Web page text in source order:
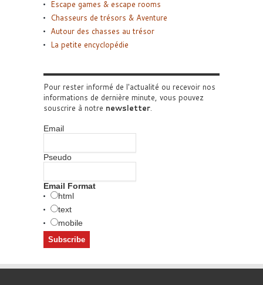
Escape games & escape rooms
Chasseurs de trésors & Aventure
Autour des chasses au trésor
La petite encyclopédie
Pour rester informé de l'actualité ou recevoir nos
informations de dernière minute, vous pouvez
souscrire à notre newsletter.
Email
Pseudo
Email Format
html
text
mobile